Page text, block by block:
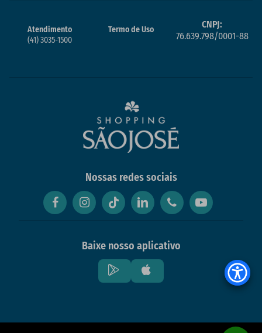
Atendimento
(41) 3035-1500
Termo de Uso
CNPJ:
76.639.798/0001-88
Nossas redes sociais
Baixe nosso aplicativo